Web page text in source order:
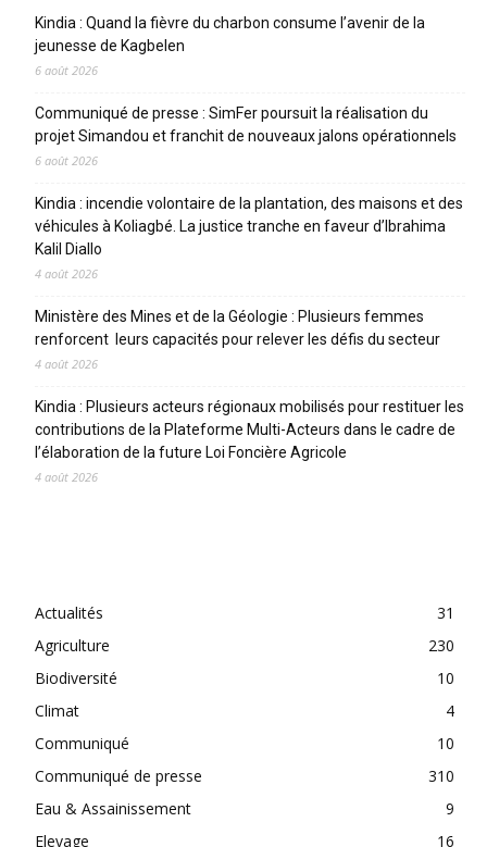
Kindia : Quand la fièvre du charbon consume l’avenir de la
jeunesse de Kagbelen
6 août 2026
Communiqué de presse : SimFer poursuit la réalisation du
projet Simandou et franchit de nouveaux jalons opérationnels
6 août 2026
Kindia : incendie volontaire de la plantation, des maisons et des
véhicules à Koliagbé. La justice tranche en faveur d’Ibrahima
Kalil Diallo
4 août 2026
Ministère des Mines et de la Géologie : Plusieurs femmes
renforcent leurs capacités pour relever les défis du secteur
4 août 2026
Kindia : Plusieurs acteurs régionaux mobilisés pour restituer les
contributions de la Plateforme Multi-Acteurs dans le cadre de
l’élaboration de la future Loi Foncière Agricole
4 août 2026
Actualités
31
Agriculture
230
Biodiversité
10
Climat
4
Communiqué
10
Communiqué de presse
310
Eau & Assainissement
9
Elevage
16